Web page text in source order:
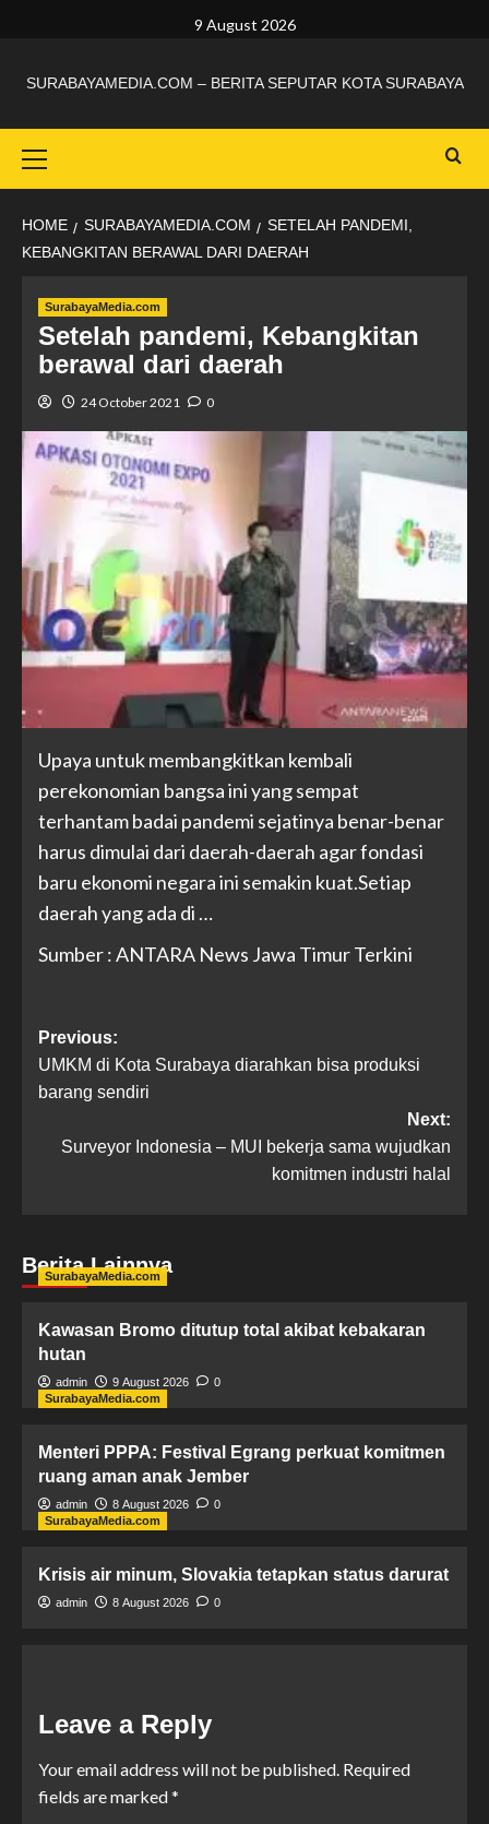
9 August 2026
SURABAYAMEDIA.COM – BERITA SEPUTAR KOTA SURABAYA
HOME SURABAYAMEDIA.COM
SETELAH PANDEMI,
KEBANGKITAN BERAWAL DARI DAERAH
SurabayaMedia.com
Setelah pandemi, Kebangkitan
berawal dari daerah
24 October 2021 0
Upaya untuk membangkitkan kembali
perekonomian bangsa ini yang sempat
terhantam badai pandemi sejatinya benar-benar
harus dimulai dari daerah-daerah agar fondasi
baru ekonomi negara ini semakin kuat.Setiap
daerah yang ada di …
Sumber : ANTARA News Jawa Timur Terkini
Previous:
UMKM di Kota Surabaya diarahkan bisa produksi
barang sendiri
Next:
Surveyor Indonesia – MUI bekerja sama wujudkan
komitmen industri halal
Berita Lainnya
SurabayaMedia.com
Kawasan Bromo ditutup total akibat kebakaran
hutan
admin 9 August 2026
0
SurabayaMedia.com
Menteri PPPA: Festival Egrang perkuat komitmen
ruang aman anak Jember
admin 8 August 2026
0
SurabayaMedia.com
Krisis air minum, Slovakia tetapkan status darurat
admin 8 August 2026 0
Leave a Reply
Your email address will not be published. Required
fields are marked*